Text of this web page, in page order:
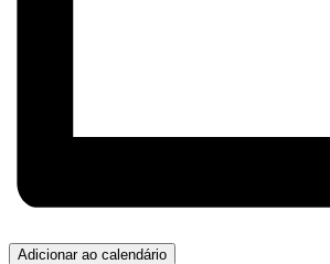
Adicionar ao calendário